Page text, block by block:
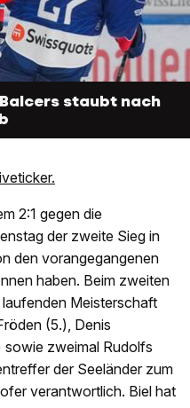
Balcers staubt nach
2:1 gegen die
der zweite Sieg in
den vorangegangenen
haben. Beim zweiten
Meisterschaft
(5.), Denis
sowie zweimal Rudolfs
der Seeländer zum
verantwortlich. Biel hat